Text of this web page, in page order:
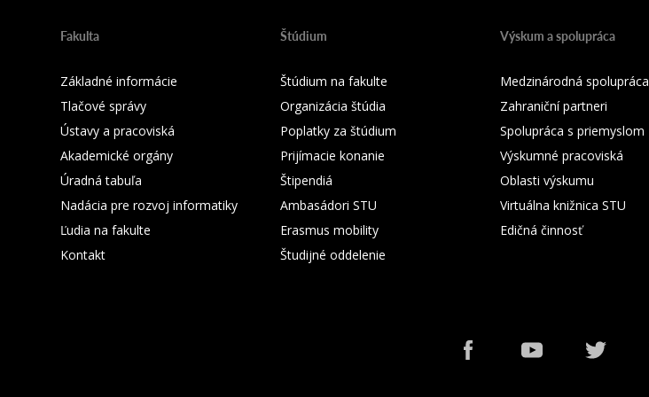
Fakulta
Základné informácie
Tlačové správy
Ústavy a pracoviská
Akademické orgány
Úradná tabuľa
Nadácia pre rozvoj informatiky
Ľudia na fakulte
Kontakt
Štúdium
Štúdium na fakulte
Organizácia štúdia
Poplatky za štúdium
Prijímacie konanie
Štipendiá
Ambasádori STU
Erasmus mobility
Študijné oddelenie
Výskum a spolupráca
Medzinárodná spolupráca
Zahraniční partneri
Spolupráca s priemyslom
Výskumné pracoviská
Oblasti výskumu
Virtuálna knižnica STU
Edičná činnosť